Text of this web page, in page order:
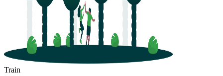
Train